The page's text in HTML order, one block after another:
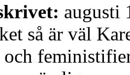
augusti
så är väl
och